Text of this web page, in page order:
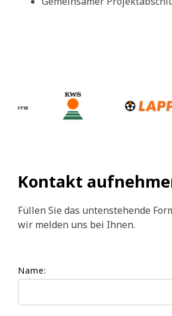
Kontakt
Füllen Sie das untenstehende
wir melden uns bei Ihnen.
Name: